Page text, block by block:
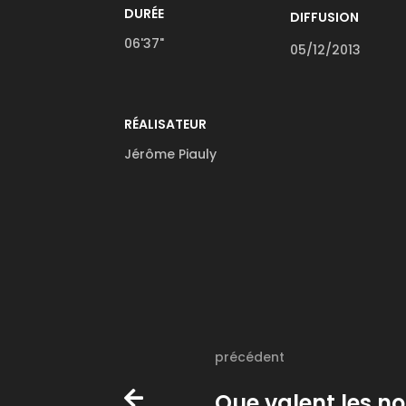
DURÉE
06'37"
DIFFUSION
05/12/2013
RÉALISATEUR
Jérôme Piauly
précédent